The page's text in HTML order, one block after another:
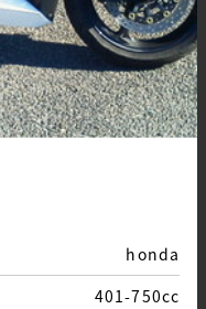
honda
401-750cc